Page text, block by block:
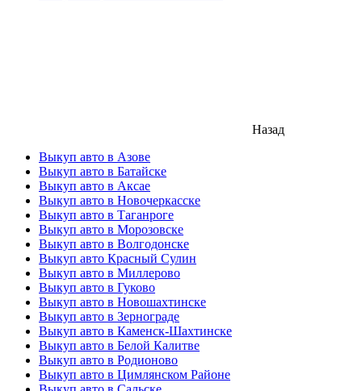
Назад
Выкуп авто в Азове
Выкуп авто в Батайске
Выкуп авто в Аксае
Выкуп авто в Новочеркасске
Выкуп авто в Таганроге
Выкуп авто в Морозовске
Выкуп авто в Волгодонске
Выкуп авто Красный Сулин
Выкуп авто в Миллерово
Выкуп авто в Гуково
Выкуп авто в Новошахтинске
Выкуп авто в Зернограде
Выкуп авто в Каменск-Шахтинске
Выкуп авто в Белой Калитве
Выкуп авто в Родионово
Выкуп авто в Цимлянском Районе